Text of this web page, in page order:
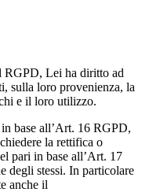
RGPD, Lei ha diritto ad
sulla loro provenienza, la
e il loro utilizzo.
base all’Art. 16 RGPD,
la rettifica o
pari in base all’Art. 17
degli stessi. In particolare
anche il